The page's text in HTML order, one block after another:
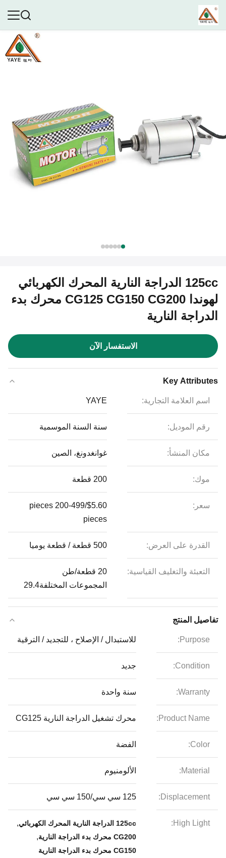
125cc الدراجة النارية المحرك الكهربائي
لهوندا CG125 CG150 CG200 محرك بدء
الدراجة النارية
الاستفسار الآن
Key Attributes
اسم العلامة التجارية: YAYE
رقم الموديل: سنة السنة الموسمية
مكان المنشأ: غوانغدونغ، الصين
موك: 200 قطعة
سعر:
$5.60/pieces 200-499
pieces
القدرة على العرض: 500 قطعة / قطعة يوميا
التعبئة والتغليف القياسية:
20 قطعة/طن
المجموعات المختلفة29.4
تفاصيل المنتج
Purpose: للاستبدال / الإصلاح ، للتجديد / الترقية
Condition: جديد
Warranty: سنة واحدة
Product Name: محرك تشغيل الدراجة النارية CG125
Color: الفضة
Material: الألومنيوم
Displacement: 125 سي سي/150 سي سي
High Light: 125cc الدراجة النارية المحرك الكهربائي ,
CG200 محرك بدء الدراجة النارية ,
CG150 محرك بدء الدراجة النارية